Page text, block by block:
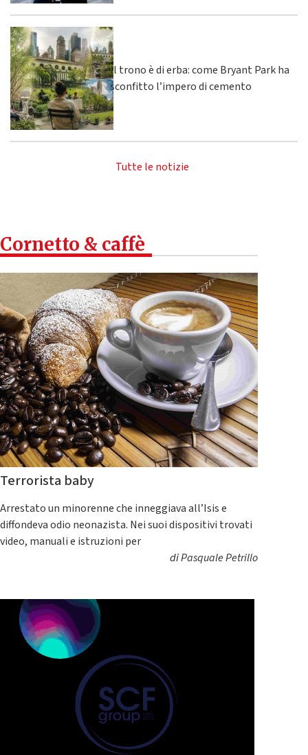
Il trono è di erba: come Bryant Park ha
sconfitto l’impero di cemento
Tutte le notizie
Cornetto & caffè
Terrorista baby
Arrestato un minorenne che inneggiava all’Isis e
diffondeva odio neonazista. Nei suoi dispositivi trovati
video, manuali e istruzioni per
diPasquale Petrillo